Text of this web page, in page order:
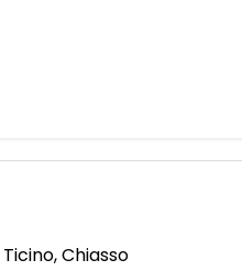
Ticino,Chiasso